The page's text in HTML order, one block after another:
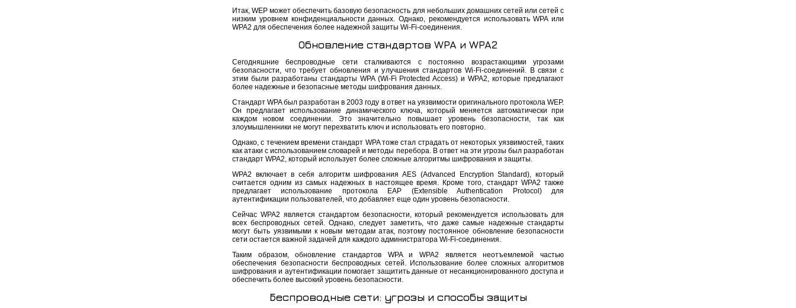
Итак, WEP может обеспечить базовую безопасность для небольших домашних сетей или сетей с
низким уровнем конфиденциальности данных. Однако, рекомендуется использовать WPA или
WPA2 для обеспечения более надежной защиты Wi-Fi-соединения.
Обновление стандартов WPA и WPA2
Сегодняшние беспроводные сети сталкиваются с постоянно возрастающими угрозами
безопасности, что требует обновления и улучшения стандартов Wi-Fi-соединений. В связи с
этим были разработаны стандарты WPA (Wi-Fi Protected Access) и WPA2, которые предлагают
более надежные и безопасные методы шифрования данных.
Стандарт WPA был разработан в 2003 году в ответ на уязвимости оригинального протокола WEP.
Он предлагает использование динамического ключа, который меняется автоматически при
каждом новом соединении. Это значительно повышает уровень безопасности, так как
злоумышленники не могут перехватить ключ и использовать его повторно.
Однако, с течением времени стандарт WPA тоже стал страдать от некоторых уязвимостей, таких
как атаки с использованием словарей и методы перебора. В ответ на эти угрозы был разработан
стандарт WPA2, который использует более сложные алгоритмы шифрования и защиты.
WPA2 включает в себя алгоритм шифрования AES (Advanced Encryption Standard), который
считается одним из самых надежных в настоящее время. Кроме того, стандарт WPA2 также
предлагает использование протокола EAP (Extensible Authentication Protocol) для
аутентификации пользователей, что добавляет еще один уровень безопасности.
Сейчас WPA2 является стандартом безопасности, который рекомендуется использовать для
всех беспроводных сетей. Однако, следует заметить, что даже самые надежные стандарты
могут быть уязвимыми к новым методам атак, поэтому постоянное обновление безопасности
сети остается важной задачей для каждого администратора Wi-Fi-соединения.
Таким образом, обновление стандартов WPA и WPA2 является неотъемлемой частью
обеспечения безопасности беспроводных сетей. Использование более сложных алгоритмов
шифрования и аутентификации помогает защитить данные от несанкционированного доступа и
обеспечить более высокий уровень безопасности.
Беспроводные сети: угрозы и способы защиты